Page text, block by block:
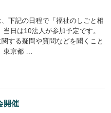
下記の日程で「福祉のしごと相
日は10法人が参加予定です。
する疑問や質問などを聞くこと
東京都 …
開催